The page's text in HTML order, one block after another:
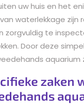
uw huis en het
waterlekkage
zorgvuldig te
Door deze
aquarium
zaken